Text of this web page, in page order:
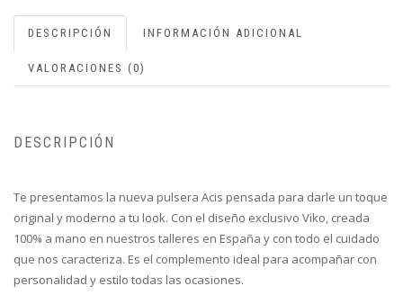
DESCRIPCIÓN INFORMACIÓN ADICIONAL
VALORACIONES (0)
DESCRIPCIÓN
Te presentamos la nueva pulsera Acis pensada para darle un toque
original y moderno a tu look. Con el diseño exclusivo Viko, creada
100% a mano en nuestros talleres en España y con todo el cuidado
que nos caracteriza. Es el complemento ideal para acompañar con
personalidad y estilo todas las ocasiones.